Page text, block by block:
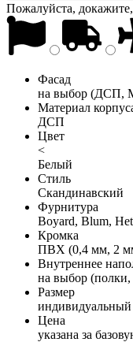
Пожалуйста,
Фасад
на выбор
Материал
ДСП
Цвет
<
Белый
Стиль
Скандинавский
Фурнитура
Boyard, Blum,
Кромка
ПВХ (0,4 мм, 2
Внутреннее
на выбор
Размер
индивидуальный
Цена
указана за